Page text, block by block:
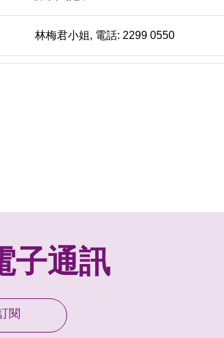
林梅君小姐, 電話: 2299 0550
子通訊
閱